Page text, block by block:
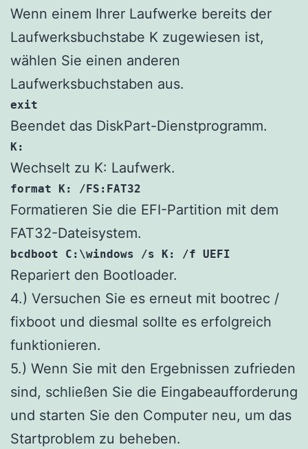
Wenn einem Ihrer Laufwerke bereits der
Laufwerksbuchstabe K zugewiesen ist,
wählen Sie einen anderen
Laufwerksbuchstaben aus.
exit
Beendet das DiskPart-Dienstprogramm.
K:
Wechselt zu K: Laufwerk.
format K: /FS:FAT32
Formatieren Sie die EFI-Partition mit dem
FAT32-Dateisystem.
bcdboot C:\windows /s K: /f UEFI
Repariert den Bootloader.
4.) Versuchen Sie es erneut mit bootrec /
fixboot und diesmal sollte es erfolgreich
funktionieren.
5.) Wenn Sie mit den Ergebnissen zufrieden
sind, schließen Sie die Eingabeaufforderung
und starten Sie den Computer neu, um das
Startproblem zu beheben.